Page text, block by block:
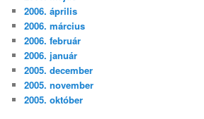
2006. április
2006. március
2006. február
2006. január
2005. december
2005. november
2005. október